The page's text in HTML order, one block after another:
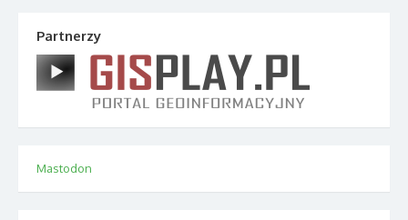
Partnerzy
Mastodon